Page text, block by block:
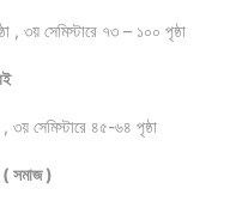
, ৩য় সেমিস্টারে ৭৩ – ১০০ পৃষ্ঠা
৩য় সেমিস্টারে ৪৫-৬৪ পৃষ্ঠা
( সমাজ )